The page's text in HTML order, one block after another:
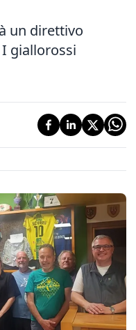
un direttivo
giallorossi